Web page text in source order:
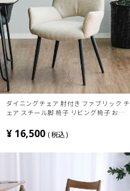
ダイニングチェア 肘付き ファブリック チ
ェア スチール脚 椅子 リビング椅子 おし
グレー ブラック ブラウン 完成品
¥ 16,500 税込